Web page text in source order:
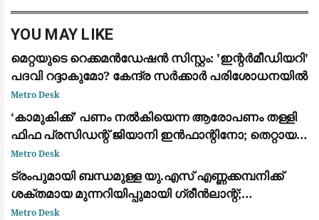
YOU MAY LIKE
മെറ്റയുടെ റെക്കമൻഡേഷൻ സിസ്റ്റം: 'ഇന്റർമീഡിയറി'
പദവി റദ്ദാകുമോ? കേന്ദ്ര സർക്കാർ പരിശോധനയിൽ
Metro Desk
​‘കാമുകിക്ക്’ പണം നൽകിയെന്ന ആരോപണം തള്ളി
ഫിഫ പ്രസിഡന്റ് ജിയാനി ഇൻഫാന്റിനോ; തെറ്റായ
പ്രചാരണമെന്ന് പ്രതികരണം
Metro Desk
ട്രംപുമായി ബന്ധമുള്ള യു.എസ് എണ്ണക്കമ്പനിക്ക്
ശക്തമായ മുന്നറിയിപ്പുമായി ഗ്രീൻലാന്റ്;
അനുമതിയില്ലാതെ ഡ്രില്ലിംഗ് ഉപകരണങ്ങൾ
Metro Desk